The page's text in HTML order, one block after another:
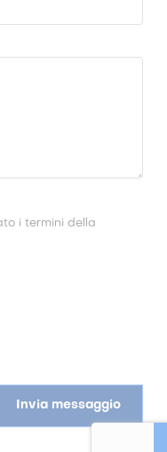
i termini della
Invia messaggio